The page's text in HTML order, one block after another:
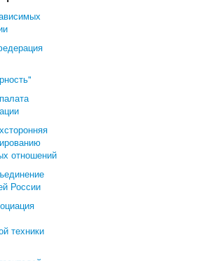
работы
отношения
соглашение по машиностроительному
РФ
договорная кампания
в отрасли
заработная на предприятиях отрасли
по социально-экономическим вопросам
законов, НПА
практика
правоприменения
работа
сотрудничество
работа
отношений
России
техники